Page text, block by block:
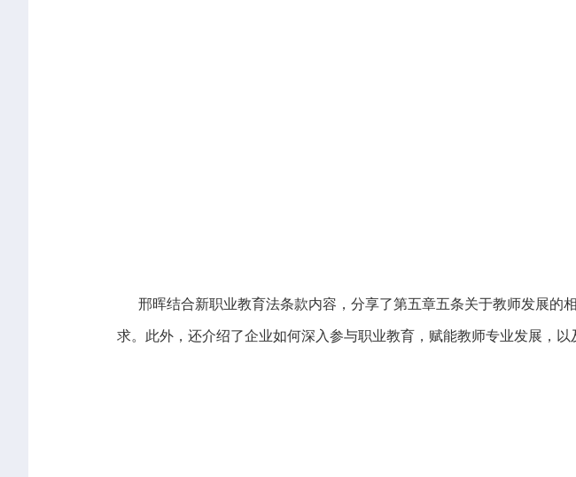
邢晖结合新职业教育法条款内容，分享了第五章五条关于教师发展的
求。此外，还介绍了企业如何深入参与职业教育，赋能教师专业发展，以